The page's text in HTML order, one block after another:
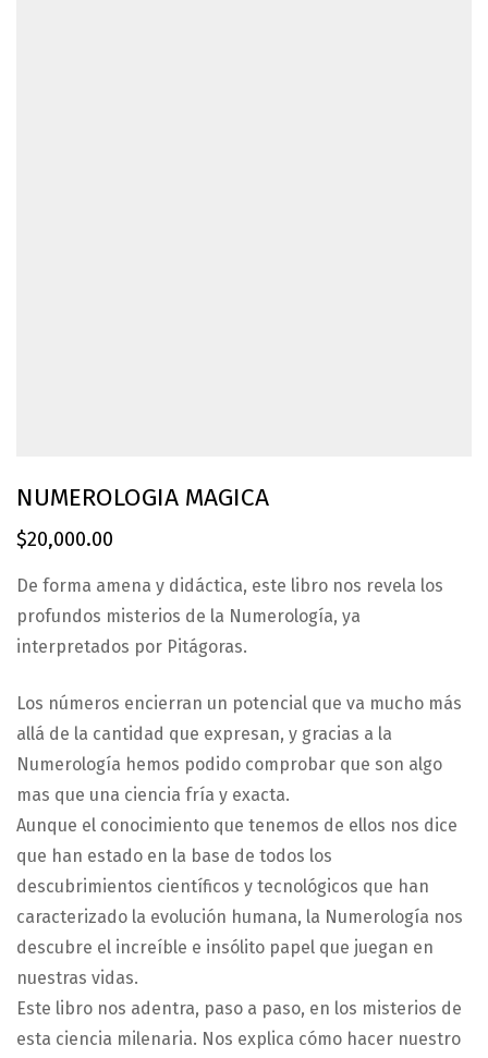
NUMEROLOGIA MAGICA
$20,000.00
De forma amena y didáctica, este libro nos revela los
profundos misterios de la Numerología, ya
interpretados por Pitágoras.
Los números encierran un potencial que va mucho más
allá de la cantidad que expresan, y gracias a la
Numerología hemos podido comprobar que son algo
mas que una ciencia fría y exacta.
Aunque el conocimiento que tenemos de ellos nos dice
que han estado en la base de todos los
descubrimientos científicos y tecnológicos que han
caracterizado la evolución humana, la Numerología nos
descubre el increíble e insólito papel que juegan en
nuestras vidas.
Este libro nos adentra, paso a paso, en los misterios de
esta ciencia milenaria. Nos explica cómo hacer nuestro